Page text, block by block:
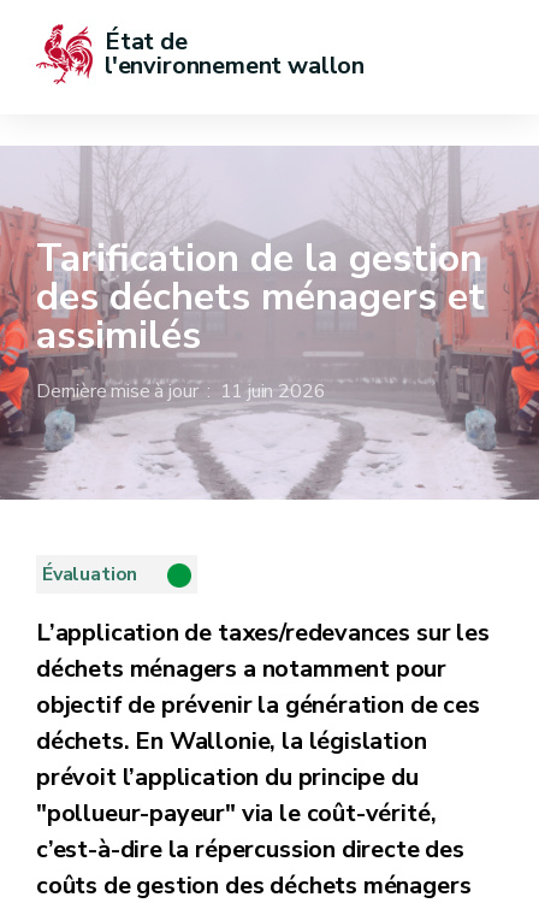
État de
l'environnement wallon
Tarification de la gestion
des déchets ménagers et
assimilés
Dernière mise à jour : 11 juin 2026
Évaluation
L’application de taxes/redevances sur les
déchets ménagers a notamment pour
objectif de prévenir la génération de ces
déchets. En Wallonie, la législation
prévoit l’application du principe du
"pollueur-payeur" via le coût-vérité,
c’est-à-dire la répercussion directe des
coûts de gestion des déchets ménagers